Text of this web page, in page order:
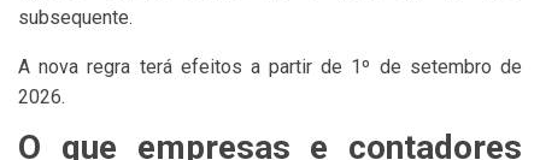
subsequente.
A nova regra terá efeitos a partir de 1º de setembro de
2026.
O que empresas e contadores